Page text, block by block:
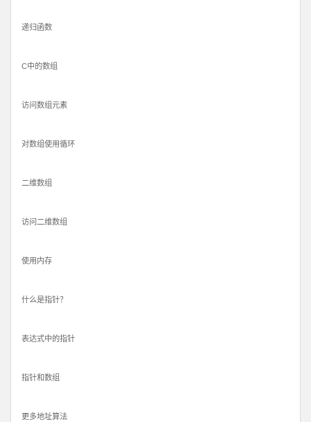
递归函数
C中的数组
访问数组元素
对数组使用循环
二维数组
访问二维数组
使用内存
什么是指针？
表达式中的指针
指针和数组
更多地址算法